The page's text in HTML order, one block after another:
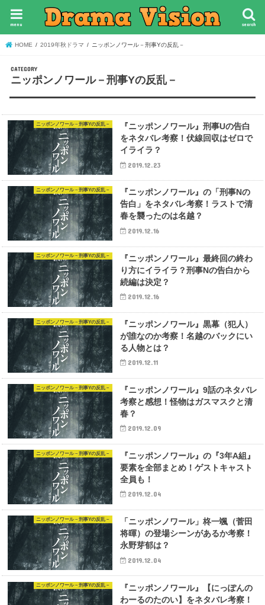
search
menu
HOME 2019年秋ドラマ ニッポンノワール－刑事Yの反乱－
ニッポンノワール－刑事Yの反乱－
ニッポンノワール－刑事Yの反乱－
『ニッポンノワール』刑事Uの告白
をネタバレ考察！伏線回収はゼロで
イライラ？
2019.12.23
ニッポンノワール－刑事Yの反乱－
『ニッポンノワール』の「刑事Nの
告白」をネタバレ考察！ラストで清
春を襲ったのは名越？
2019.12.16
ニッポンノワール－刑事Yの反乱－
『ニッポンノワール』最終回の終わ
り方にイライラ？刑事Nの告白から
続編は決定？
2019.12.16
ニッポンノワール－刑事Yの反乱－
『ニッポンノワール』黒幕（犯人）
が誰なのか考察！名越のバックにい
る人物とは？
2019.12.11
ニッポンノワール－刑事Yの反乱－
『ニッポンノワール』9話のネタバレ
考察と感想！怪物はガスマスクと清
春？
2019.12.09
ニッポンノワール－刑事Yの反乱－
『ニッポンノワール』の『3年A組』
要素を全部まとめ！ゲストキャスト
全員も！
2019.12.04
ニッポンノワール－刑事Yの反乱－
「ニッポンノワール」柊一颯（菅田
将暉）の登場シーンがあるか考察！
永野芽郁は？
2019.12.04
ニッポンノワール－刑事Yの反乱－
『ニッポンノワール』【にっぽんの
わーるのたのい】をネタバレ考察！